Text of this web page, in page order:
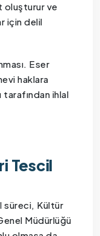
oluşturur ve
için delil
Eser
haklara
tarafından ihlal
Tescil
süreci, Kültür
Müdürlüğü